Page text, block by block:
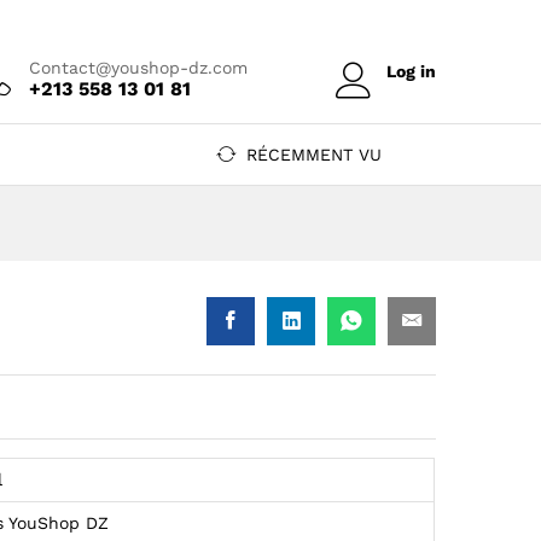
Contact@youshop-dz.com
+213 558 13 01 81
Log in
RÉCEMMENT VU
YouShop DZ